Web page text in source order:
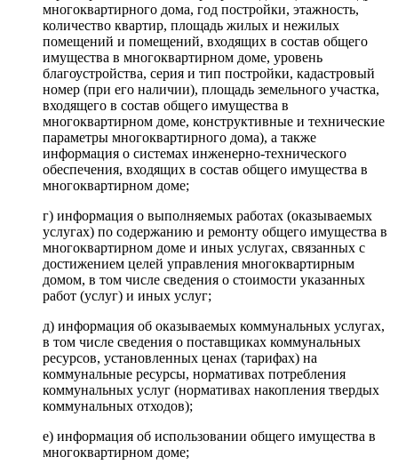
многоквартирного дома, год постройки, этажность,
количество квартир, площадь жилых и нежилых
помещений и помещений, входящих в состав общего
имущества в многоквартирном доме, уровень
благоустройства, серия и тип постройки, кадастровый
номер (при его наличии), площадь земельного участка,
входящего в состав общего имущества в
многоквартирном доме, конструктивные и технические
параметры многоквартирного дома), а также
информация о системах инженерно-технического
обеспечения, входящих в состав общего имущества в
многоквартирном доме;
г) информация о выполняемых работах (оказываемых
услугах) по содержанию и ремонту общего имущества в
многоквартирном доме и иных услугах, связанных с
достижением целей управления многоквартирным
домом, в том числе сведения о стоимости указанных
работ (услуг) и иных услуг;
д) информация об оказываемых коммунальных услугах,
в том числе сведения о поставщиках коммунальных
ресурсов, установленных ценах (тарифах) на
коммунальные ресурсы, нормативах потребления
коммунальных услуг (нормативах накопления твердых
коммунальных отходов);
е) информация об использовании общего имущества в
многоквартирном доме;